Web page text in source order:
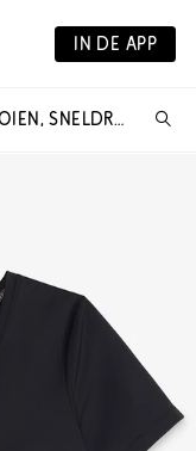
IN DE APP
ULTRALICHT SPORTTOP MET PLOOIEN, SNELDROGEND